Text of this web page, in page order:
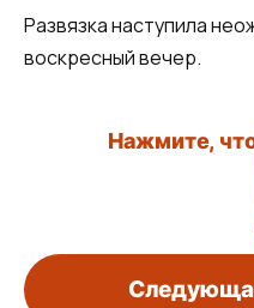
Развязка наступила
воскресный вечер.
Нажмите,